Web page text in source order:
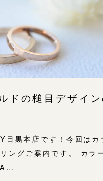
ドの槌目デザイン
目黒本店です！今回はカ
ングご案内です。 カラ